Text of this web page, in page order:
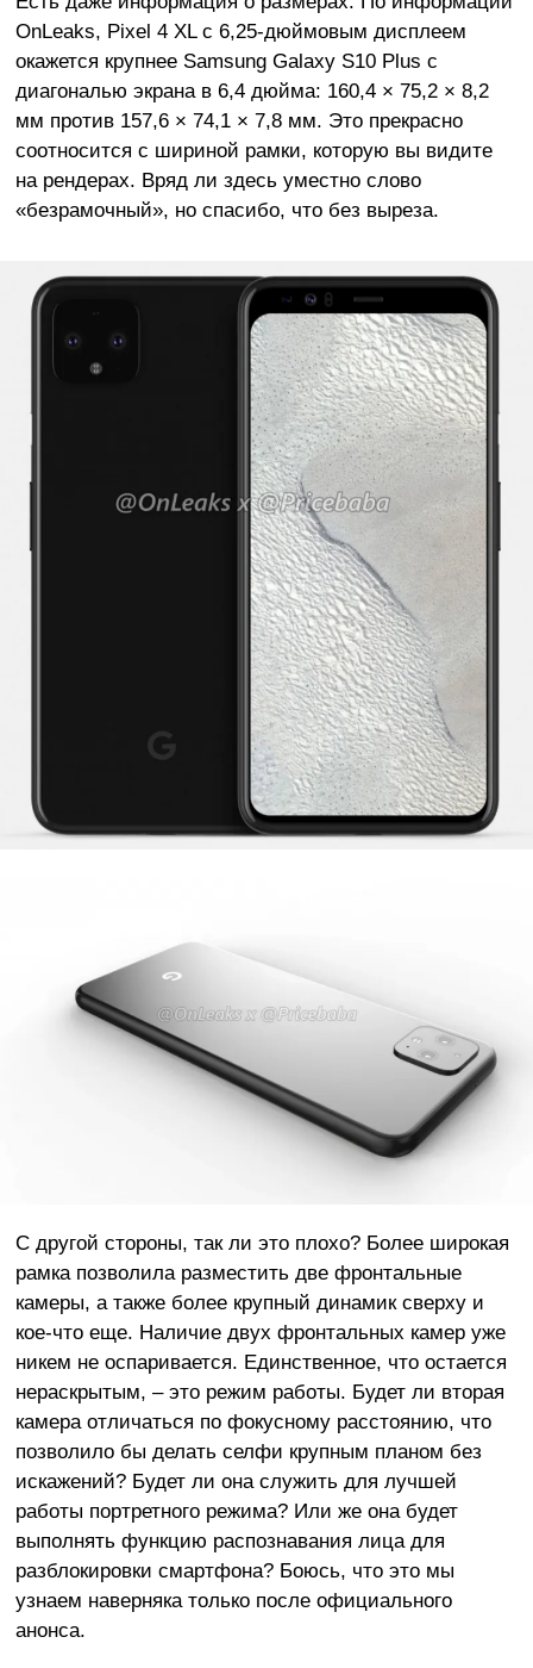
OnLeaks, Pixel 4 XL с 6,25-дюймовым дисплеем
окажется крупнее Samsung Galaxy S10 Plus c
диагональю экрана в 6,4 дюйма: 160,4 × 75,2 × 8,2
мм против 157,6 × 74,1 × 7,8 мм. Это прекрасно
соотносится с шириной рамки, которую вы видите
на рендерах. Вряд ли здесь уместно слово
«безрамочный», но спасибо, что без выреза.
С другой стороны, так ли это плохо? Более широкая
рамка позволила разместить две фронтальные
камеры, а также более крупный динамик сверху и
кое-что еще. Наличие двух фронтальных камер уже
никем не оспаривается. Единственное, что остается
нераскрытым, – это режим работы. Будет ли вторая
камера отличаться по фокусному расстоянию, что
позволило бы делать селфи крупным планом без
искажений? Будет ли она служить для лучшей
работы портретного режима? Или же она будет
выполнять функцию распознавания лица для
разблокировки смартфона? Боюсь, что это мы
узнаем наверняка только после официального
анонса.